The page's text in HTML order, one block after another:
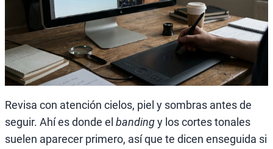
Revisa con atención cielos, piel y sombras antes de
seguir. Ahí es donde el bandingy los cortes tonales
suelen aparecer primero, así que te dicen enseguida si